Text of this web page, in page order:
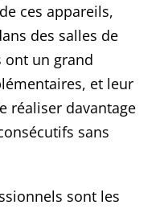
ces appareils,
des salles de
ont un grand
et leur
réaliser davantage
sans
sont les